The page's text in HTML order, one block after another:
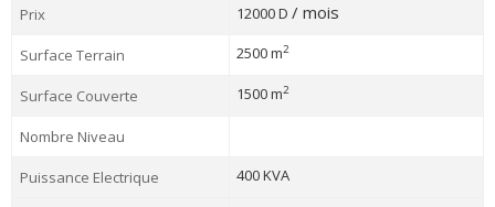
Prix 12000 D / mois
Surface Terrain 2500 m2
Surface Couverte 1500 m2
Nombre Niveau
Puissance Electrique 400 KVA